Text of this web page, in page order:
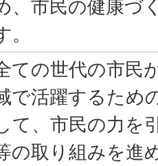
、市民の健康づ
。
ての世代の市民
で活躍するため
て、市民の力を
の取り組みを進